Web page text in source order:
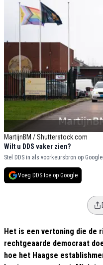
MartijnBM / Shutterstock.com
Wilt u DDS vaker zien?
Stel DDS in als voorkeursbron op Google.
Voeg DDS toe op Google
Het is een vertoning die de
rechtgeaarde democraat
hoe het Haagse